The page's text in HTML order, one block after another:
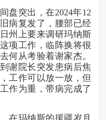
突出，在2024年12
病复发了，腰部已经
州上要来调研玛纳斯
项工作，临阵换将很
何从考验着谢家杰。
谢院长突发患病后焦
工作可以放一放，但
作为重， 带病完成了